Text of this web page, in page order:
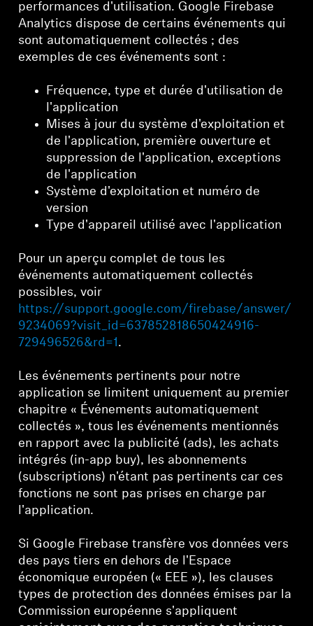
performances d'utilisation. Google Firebase
Analytics dispose de certains événements qui
sont automatiquement collectés ; des
exemples de ces événements sont :
Fréquence, type et durée d'utilisation de
l'application
Mises à jour du système d'exploitation et
de l'application, première ouverture et
suppression de l'application, exceptions
de l'application
Système d'exploitation et numéro de
version
Type d'appareil utilisé avec l'application
Pour un aperçu complet de tous les
événements automatiquement collectés
possibles, voir
https://support.google.com/firebase/answer/
9234069?visit_id=637852818650424916-
729496526&rd=1.
Les événements pertinents pour notre
application se limitent uniquement au premier
chapitre « Événements automatiquement
collectés », tous les événements mentionnés
en rapport avec la publicité (ads), les achats
intégrés (in-app buy), les abonnements
(subscriptions) n'étant pas pertinents car ces
fonctions ne sont pas prises en charge par
l'application.
Si Google Firebase transfère vos données vers
des pays tiers en dehors de l'Espace
économique européen (« EEE »), les clauses
types de protection des données émises par la
Commission européenne s'appliquent